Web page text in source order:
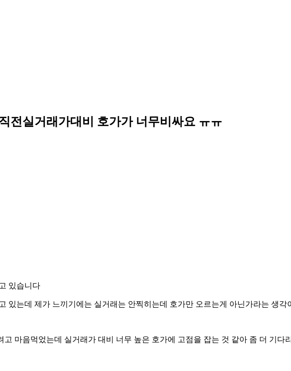
전실거래가대비 호가가 너무비싸요 ㅠㅠ
있습니다
있는데 제가 느끼기에는 실거래는 안찍히는데 호가만 오르는게 아닌가라는 생각
마음먹었는데 실거래가 대비 너무 높은 호가에 고점을 잡는 것 같아 좀 더 기